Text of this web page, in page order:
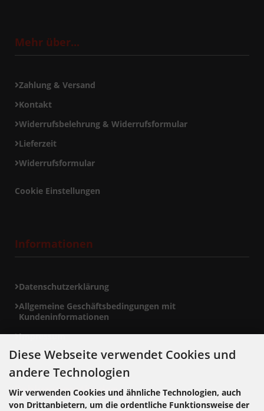
Mehr über...
Zahlung & Versand
Kontakt
Widerrufsbelehrung & Widerrufsformular
Lieferzeit
Widerrufsformular
Cookie Einstellungen
Informationen
Datenschutzerklärung
Allgemeine Geschäftsbedingungen mit
Kundeninformationen
Impressum
Zahlungsmethoden
Diese Webseite verwendet Cookies und
andere Technologien
Wir verwenden Cookies und ähnliche Technologien, auch
von Drittanbietern, um die ordentliche Funktionsweise der